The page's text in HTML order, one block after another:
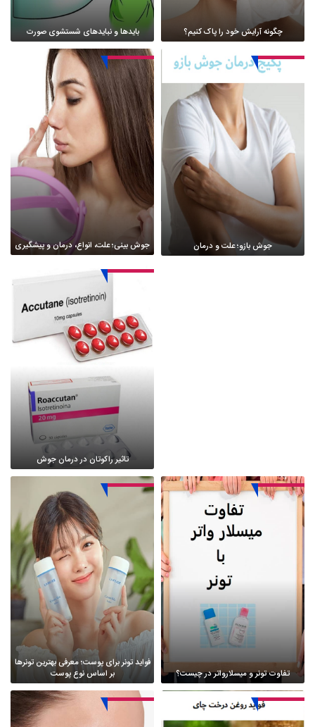
چگونه آرایش خود را پاک کنیم؟ بایدها و نبایدهای شستشوی صورت
جوش بازو؛ علت و درمان جوش بینی؛ علت، انواع، درمان و پیشگیری
تاثیر راکوتان در درمان جوش
تفاوت تونر و میسلارواتر در چیست؟
فواید تونر برای پوست؛ معرفی بهترین تونرها
بر اساس نوع پوست